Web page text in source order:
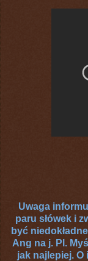
Uwaga
paru słówek i
być
Ang na j. Pl.
jak najlepiej. O